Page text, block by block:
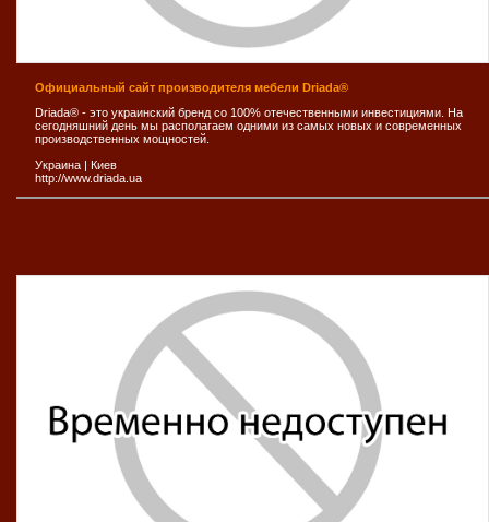
Официальный сайт производителя мебели Driada®
Driada® - это украинский бренд со 100% отечественными инвестициями. На
сегодняшний день мы располагаем одними из самых новых и современных
производственных мощностей.
Украина
Киев
http://www.driada.ua